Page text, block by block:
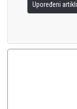
Upoređeni artikli